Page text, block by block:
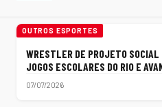
OUTROS ESPORTES
WRESTLER DE PROJETO SOCIAL
JOGOS ESCOLARES DO RIO E
07/07/2026